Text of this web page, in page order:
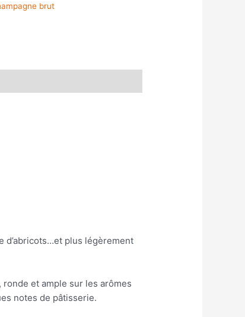
brut
d’abricots…et plus légèrement
et ample sur les arômes
notes de pâtisserie.